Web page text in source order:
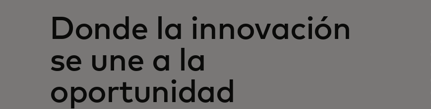
Donde la innovación
se une a la
oportunidad